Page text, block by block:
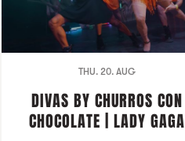
THU. 20. AUG
DIVAS BY CHURROS CON
CHOCOLATE | LADY GAGA